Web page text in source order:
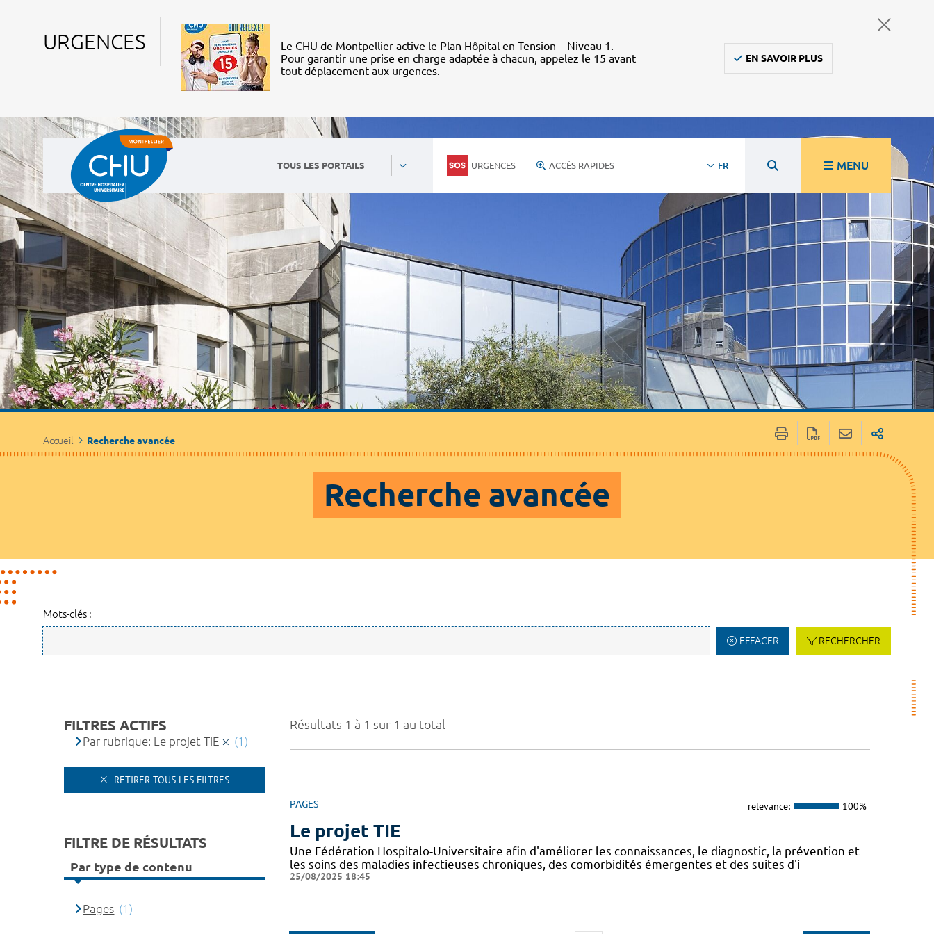
URGENCES
Le CHU de Montpellier active le Plan Hôpital en Tension – Niveau 1.
Pour garantir une prise en charge adaptée à chacun, appelez le 15 avant
tout déplacement aux urgences.
EN SAVOIR PLUS
TOUS LES PORTAILS URGENCES ACCÈS RAPIDES FR MENU
Accueil Recherche avancée
Recherche avancée
Mots-clés :
EFFACER RECHERCHER
Résultats 1 à 1 sur 1 au total
PAGES relevance: 100%
Le projet TIE
Une Fédération Hospitalo-Universitaire afin d'améliorer les connaissances, le diagnostic, la prévention et
les soins des maladies infectieuses chroniques, des comorbidités émergentes et des suites d'i
25/08/2025 18:45
FILTRES ACTIFS
Par rubrique: Le projet TIE (1)
RETIRER TOUS LES FILTRES
FILTRE DE RÉSULTATS
Par type de contenu
Pages (1)